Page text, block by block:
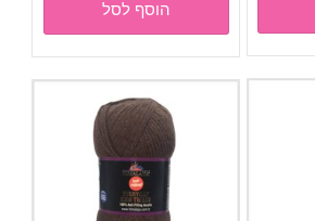
הוסף לסל